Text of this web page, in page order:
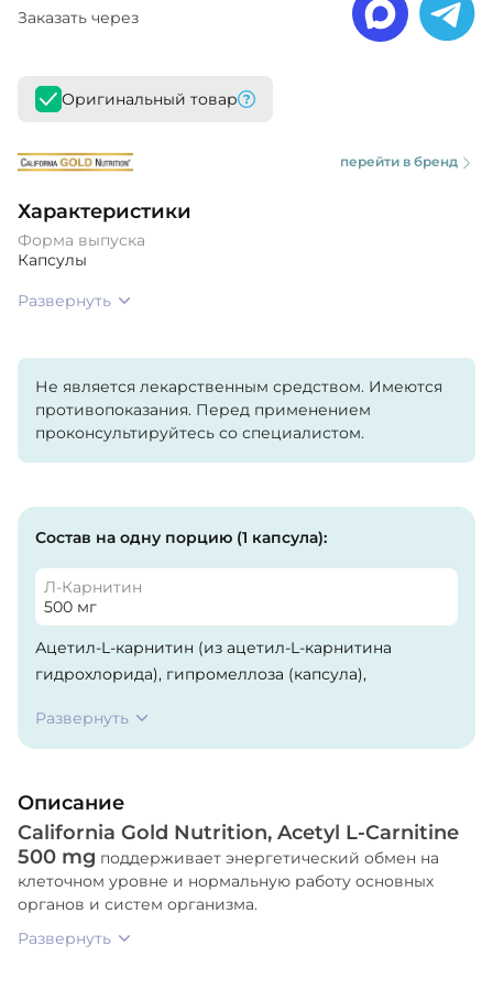
Заказать через
Оригинальный товар
перейти в бренд
Характеристики
Форма выпуска
Капсулы
Развернуть
Не является лекарственным средством. Имеются
противопоказания. Перед применением
проконсультируйтесь со специалистом.
Состав на одну порцию (1 капсула):
Л-Карнитин
500 мг
Ацетил-L-карнитин (из ацетил-L-карнитина
гидрохлорида), гипромеллоза (капсула),
кремния, стеарат магния.
Развернуть
Описание
California Gold Nutrition, Acetyl L-Carnitine
500 mg поддерживает энергетический обмен на
клеточном уровне и нормальную работу основных
органов и систем организма.
Развернуть